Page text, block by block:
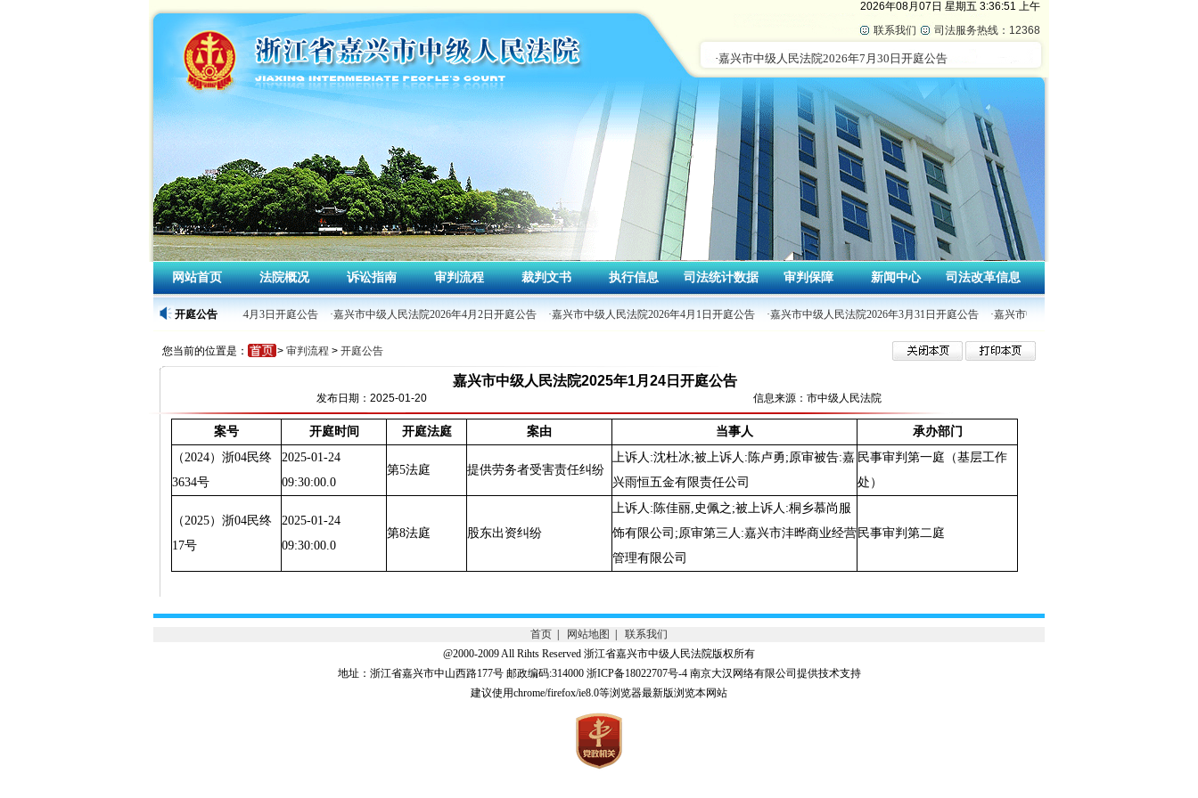
2026年08月07日 星期五 3:36:52 上午
联系我们
司法服务热线：12368
网站首页 法院概况 诉讼指南 审判流程 裁判文书 执行信息 司法统计数据 审判保障 新闻中心 司法改革信息
开庭公告
·嘉兴市中级人民法院2026年4月3日开庭公告 ·嘉兴市中级人民法院2026年4月2日开庭公告 ·嘉兴市中级人民法院2026年4月1日开庭公告 ·嘉兴市中级人民法院2026年3月31日开庭公告 ·嘉兴市中级人民法院2026年3月30日开庭公
您当前的位置是： > 审判流程 > 开庭公告
嘉兴市中级人民法院2025年1月24日开庭公告
发布日期：2025-01-20 信息来源：市中级人民法院
案号 开庭时间 开庭法庭 案由 当事人
承办部门
（2024）浙04民终
3634号
2025-01-24
09:30:00.0
第5法庭 提供劳务者受害责任纠纷
上诉人:沈杜冰;被上诉人:陈卢勇;原审被告:嘉
兴雨恒五金有限责任公司
民事审判第一庭（基层工作
处）
（2025）浙04民终
17号
2025-01-24
09:30:00.0
第8法庭 股东出资纠纷
上诉人:陈佳丽,史佩之;被上诉人:桐乡慕尚服
饰有限公司;原审第三人:嘉兴市沣晔商业经营
管理有限公司
民事审判第二庭
首页 网站地图
联系我们
@2000-2009 All Rihts Reserved 浙江省嘉兴市中级人民法院版权所有
地址：浙江省嘉兴市中山西路177号 邮政编码:314000 浙ICP备18022707号-4 南京大汉网络有限公司提供技术支持
建议使用chrome/firefox/ie8.0等浏览器最新版浏览本网站